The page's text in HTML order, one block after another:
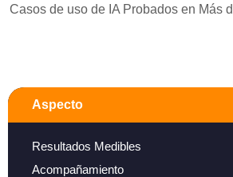
Casos de uso de IA Probados en Más
Aspecto
Resultados Medibles
Acompañamiento